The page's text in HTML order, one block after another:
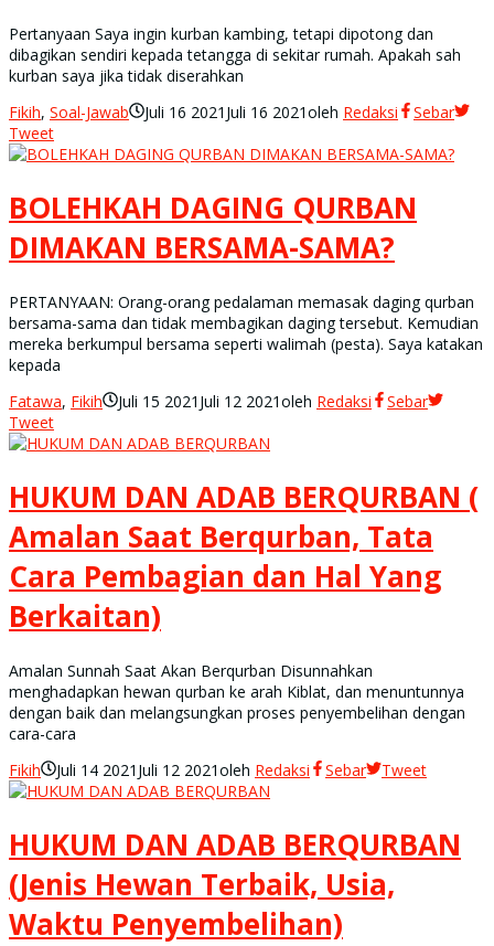
Pertanyaan Saya ingin kurban kambing, tetapi dipotong dan
dibagikan sendiri kepada tetangga di sekitar rumah. Apakah sah
kurban saya jika tidak diserahkan
Fikih, Soal-Jawab Juli 16 2021 Juli 16 2021oleh Redaksi
Sebar
Tweet
BOLEHKAH DAGING QURBAN
DIMAKAN BERSAMA-SAMA?
PERTANYAAN: Orang-orang pedalaman memasak daging qurban
bersama-sama dan tidak membagikan daging tersebut. Kemudian
mereka berkumpul bersama seperti walimah (pesta). Saya katakan
kepada
Fatawa, Fikih Juli 15 2021 Juli 12 2021oleh Redaksi
Sebar
Tweet
HUKUM DAN ADAB BERQURBAN (
Amalan Saat Berqurban, Tata
Cara Pembagian dan Hal Yang
Berkaitan)
Amalan Sunnah Saat Akan Berqurban Disunnahkan
menghadapkan hewan qurban ke arah Kiblat, dan menuntunnya
dengan baik dan melangsungkan proses penyembelihan dengan
cara-cara
Fikih
Juli 14 2021 Juli 12 2021oleh Redaksi Sebar Tweet
HUKUM DAN ADAB BERQURBAN
(Jenis Hewan Terbaik, Usia,
Waktu Penyembelihan)